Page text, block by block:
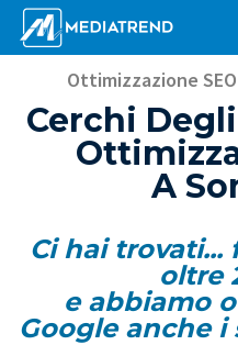
Ottimizzazione
Cerchi
A
Ci hai trovati...
oltre
e abbiamo
Google anche